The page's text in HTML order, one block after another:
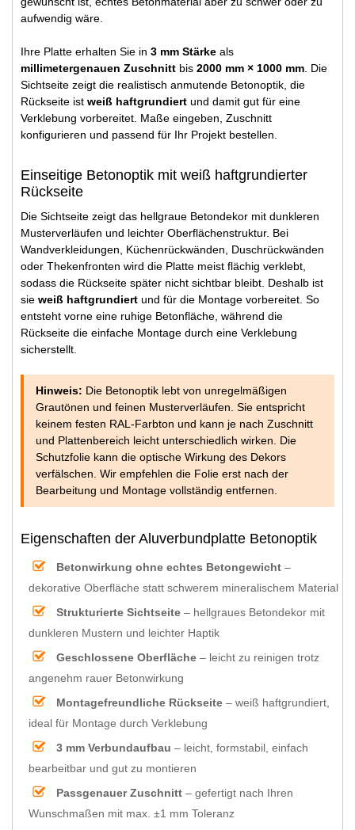
aufwendig wäre.
Ihre Platte erhalten Sie in 3 mm Stärke als
millimetergenauen Zuschnitt bis 2000 mm × 1000 mm . Die
Sichtseite zeigt die realistisch anmutende Betonoptik, die
Rückseite ist weiß haftgrundiert und damit gut für eine
Verklebung vorbereitet. Maße eingeben, Zuschnitt
konfigurieren und passend für Ihr Projekt bestellen.
Einseitige Betonoptik mit weiß haftgrundierter
Rückseite
Die Sichtseite zeigt das hellgraue Betondekor mit dunkleren
Musterverläufen und leichter Oberflächenstruktur. Bei
Wandverkleidungen, Küchenrückwänden, Duschrückwänden
oder Thekenfronten wird die Platte meist flächig verklebt,
sodass die Rückseite später nicht sichtbar bleibt. Deshalb ist
sie weiß haftgrundiert und für die Montage vorbereitet. So
entsteht vorne eine ruhige Betonfläche, während die
Rückseite die einfache Montage durch eine Verklebung
sicherstellt.
Hinweis: Die Betonoptik lebt von unregelmäßigen
Grautönen und feinen Musterverläufen. Sie entspricht
keinem festen RAL-Farbton und kann je nach Zuschnitt
und Plattenbereich leicht unterschiedlich wirken. Die
Schutzfolie kann die optische Wirkung des Dekors
verfälschen. Wir empfehlen die Folie erst nach der
Bearbeitung und Montage vollständig entfernen.
Eigenschaften der Aluverbundplatte Betonoptik
Betonwirkung ohne echtes Betongewicht –
dekorative Oberfläche statt schwerem mineralischem Material
Strukturierte Sichtseite – hellgraues Betondekor mit
dunkleren Mustern und leichter Haptik
Geschlossene Oberfläche – leicht zu reinigen trotz
angenehm rauer Betonwirkung
Montagefreundliche Rückseite – weiß haftgrundiert,
ideal für Montage durch Verklebung
3 mm Verbundaufbau – leicht, formstabil, einfach
bearbeitbar und gut zu montieren
Passgenauer Zuschnitt – gefertigt nach Ihren
Wunschmaßen mit max. ±1 mm Toleranz